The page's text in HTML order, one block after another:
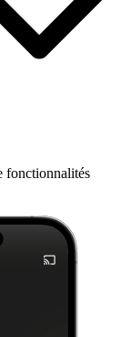
fonctionnalités